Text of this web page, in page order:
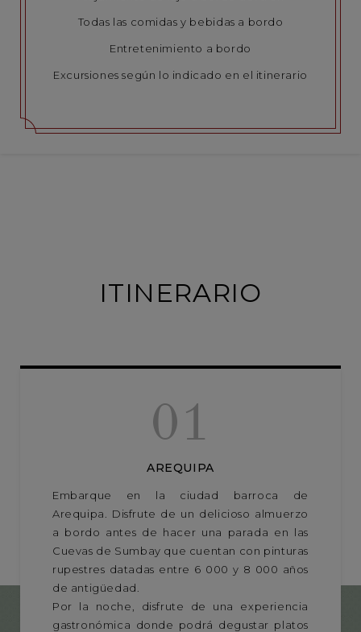
Todas las comidas y bebidas a bordo
Entretenimiento a bordo
Excursiones según lo indicado en el itinerario
ITINERARIO
01
AREQUIPA
Embarque en la ciudad barroca de
Arequipa. Disfrute de un delicioso almuerzo
a bordo antes de hacer una parada en las
Cuevas de Sumbay que cuentan con pinturas
rupestres datadas entre 6 000 y 8 000 años
de antigüedad.
Por la noche, disfrute de una experiencia
gastronómica donde podrá degustar platos